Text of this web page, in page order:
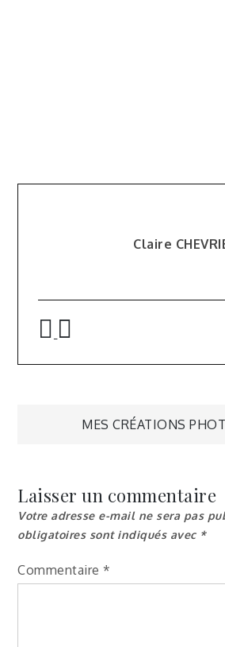
Claire
MES CRÉATIONS
Laisser un commentaire
Votre adresse e-mail ne sera pas
obligatoires sont indiqués avec *
Commentaire *